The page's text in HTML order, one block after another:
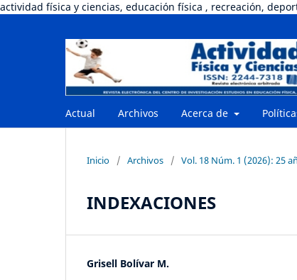
actividad física y ciencias, educación física , recreación,
Actual Archivos Acerca de
Inicio / Archivos / Vol. 18 Núm. 1 (2026): 25
INDEXACIONES
Grisell Bolívar M.